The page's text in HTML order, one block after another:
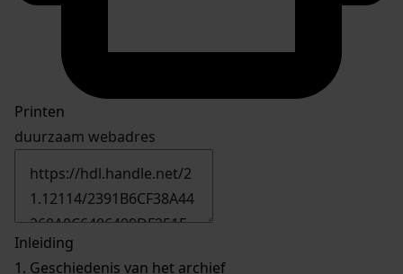
Printen
duurzaam webadres
Inleiding
1. Geschiedenis van het archief